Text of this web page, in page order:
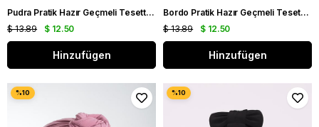
Pudra Pratik Hazır Geçmeli Tesettür Bone Kesik Elyaf Sade 2111_06
$ 12.50
$ 13.89
Hinzufügen
Bordo Pratik Hazır Geçmeli Tesettür Bone Kesik Elyaf Sade 2111_16
$ 12.50
$ 13.89
Hinzufügen